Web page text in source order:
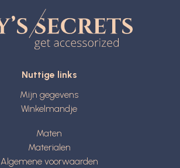
Nuttige links
Mijn gegevens
Winkelmandje
Maten
Materialen
Algemene voorwaarden